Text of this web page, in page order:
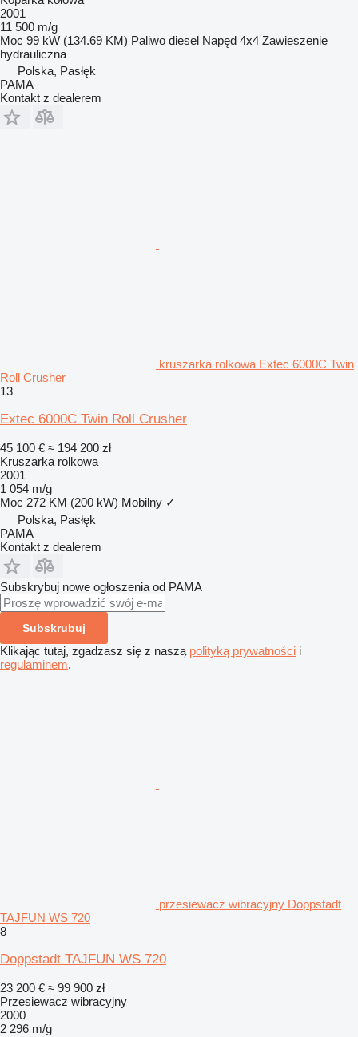
2001
11 500 m/g
Moc 99 kW (134.69 KM) Paliwo diesel Napęd 4x4 Zawieszenie
hydrauliczna
Polska, Pasłęk
PAMA
Kontakt z dealerem
kruszarka rolkowa Extec 6000C Twin
Roll Crusher
13
Extec 6000C Twin Roll Crusher
45 100 € ≈ 194 200 zł
Kruszarka rolkowa
2001
1 054 m/g
Moc 272 KM (200 kW) Mobilny ✓
Polska, Pasłęk
PAMA
Kontakt z dealerem
Subskrybuj nowe ogłoszenia od PAMA
Subskrubuj
Klikając tutaj, zgadzasz się z naszą polityką prywatności i
regulaminem.
przesiewacz wibracyjny Doppstadt
TAJFUN WS 720
8
Doppstadt TAJFUN WS 720
23 200 € ≈ 99 900 zł
Przesiewacz wibracyjny
2000
2 296 m/g